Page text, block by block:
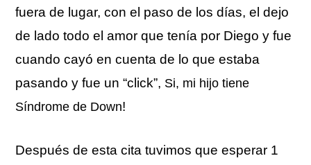
fuera de lugar, con el paso de los días, el dejo
de lado todo el amor que tenía por Diego y fue
cuando cayó en cuenta de lo que estaba
pasando y fue un “click”, Si, mi hijo tiene
Síndrome de Down!
Después de esta cita tuvimos que esperar 1